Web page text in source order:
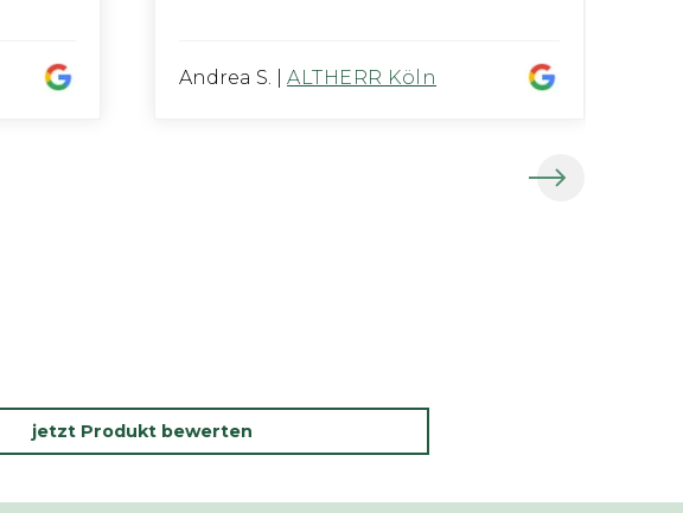
Andrea S. ALTHERR Köln
jetzt Produkt bewerten